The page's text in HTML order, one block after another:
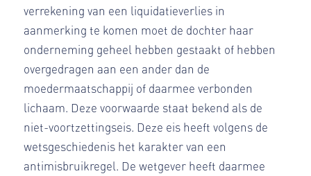
verrekening van een liquidatieverlies in
aanmerking te komen moet de dochter haar
onderneming geheel hebben gestaakt of hebben
overgedragen aan een ander dan de
moedermaatschappij of daarmee verbonden
lichaam. Deze voorwaarde staat bekend als de
niet-voortzettingseis. Deze eis heeft volgens de
wetsgeschiedenis het karakter van een
antimisbruikregel. De wetgever heeft daarmee